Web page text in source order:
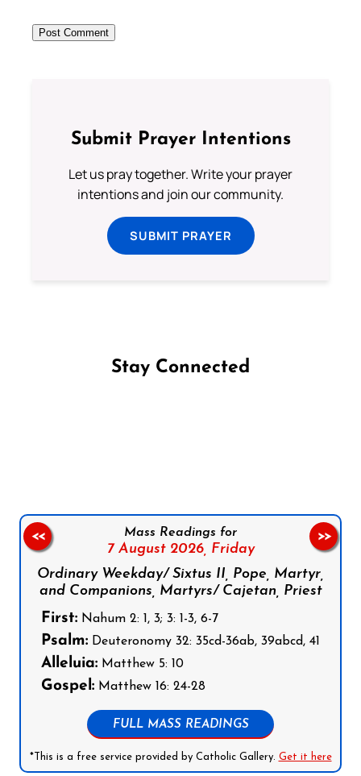
Submit Prayer Intentions
Let us pray together. Write your prayer
intentions and join our community.
SUBMIT PRAYER
Stay Connected
Mass Readings for
7 August 2026, Friday
Ordinary Weekday/ Sixtus II, Pope, Martyr,
and Companions, Martyrs/ Cajetan, Priest
First: Nahum 2: 1, 3; 3: 1-3, 6-7
Psalm: Deuteronomy 32: 35cd-36ab, 39abcd, 41
Alleluia: Matthew 5: 10
Gospel: Matthew 16: 24-28
FULL MASS READINGS
*This is a free service provided by Catholic Gallery. Get it here
<< >>